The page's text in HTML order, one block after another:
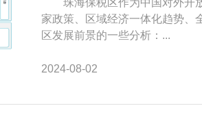
珠海保税区作为中国对外开放
家政策、区域经济一体化趋势、
区发展前景的一些分析：...
2024-08-02